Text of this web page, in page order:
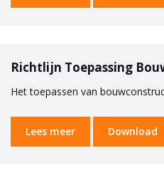
Richtlijn Toepassing
Het toepassen van
Lees meer Download